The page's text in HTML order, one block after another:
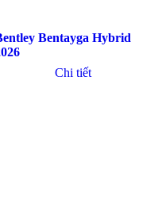
Bentayga Hybrid
Chi tiết